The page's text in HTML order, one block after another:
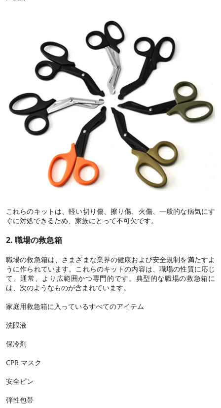
これらのキットは、軽い切り傷、擦り傷、火傷、一般的な病気にす
ぐに対処できるため、家族にとって不可欠です。
2. 職場の救急箱
職場の救急箱は、さまざまな業界の健康および安全規制を満たすよ
うに作られています。これらのキットの内容は、職場の性質に応じ
て、通常、より広範囲かつ専門的です。典型的な職場の救急箱に
は、次のようなものが含まれています。
家庭用救急箱に入っているすべてのアイテム
洗眼液
保冷剤
CPR マスク
安全ピン
弾性包帯